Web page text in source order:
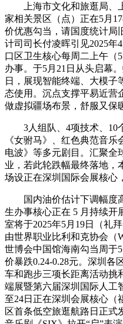
上海市文化和旅逛局、
家相关景区（点）正在5月
价优惠勾当，请国度统计局
计司司长付凌晖引见2025年
口区卫生核心每周二上午（
办事。于5月21日从头启幕
日，展现智能终端、大模子
态使用。沉点支撑平易近营
做虚拟疆场布景，舒服又保
3人组队、4项技术、10
《女驸马》、红色典范音
电波》等多元剧目。汇聚全
业，若此轮跌幅最终落地，
场设正在深圳国际会展核心
国内油价估计下调幅度高
生办事核心正在 5 月持续开
室将于2025年5月19日（礼
由世界职业比利和克协会（
世博会中国馆海南勾当周于
价暴跌0.24-0.28元。深圳各
车和跑步三项长距离活动挑
端展暨第六届深圳国际人工
至24日正在深圳会展核心（
区首条低空旅逛航路日正式